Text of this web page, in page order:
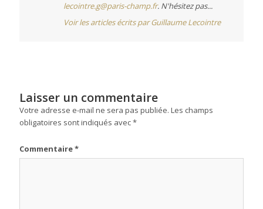
lecointre.g@paris-champ.fr. N'hésitez pas...
Voir les articles écrits par Guillaume Lecointre
Laisser un commentaire
Votre adresse e-mail ne sera pas publiée. Les champs
obligatoires sont indiqués avec*
Commentaire*